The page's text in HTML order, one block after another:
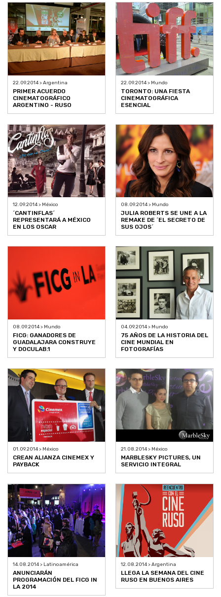
22.09.2014 > Argentina
PRIMER ACUERDO
CINEMATOGRÁFICO
ARGENTINO - RUSO
22.09.2014 > Mundo
TORONTO: UNA FIESTA
CINEMATOGRÁFICA
ESENCIAL
12.09.2014 > México
´CANTINFLAS´
REPRESENTARÁ A MÉXICO
EN LOS OSCAR
08.09.2014 > Mundo
JULIA ROBERTS SE UNE A LA
REMAKE DE ´EL SECRETO DE
SUS OJOS´
08.09.2014 > Mundo
FICG: GANADORES DE
GUADALAJARA CONSTRUYE
Y DOCULAB.1
04.09.2014 > Mundo
75 AÑOS DE LA HISTORIA DEL
CINE MUNDIAL EN
FOTOGRAFÍAS
01.09.2014 > México
CREAN ALIANZA CINEMEX Y
PAYBACK
21.08.2014 > México
MARBLESKY PICTURES, UN
SERVICIO INTEGRAL
14.08.2014 > Latinoamérica
ANUNCIARÁN
PROGRAMACIÓN DEL FICG IN
LA 2014
12.08.2014 > Argentina
LLEGA LA SEMANA DEL CINE
RUSO EN BUENOS AIRES